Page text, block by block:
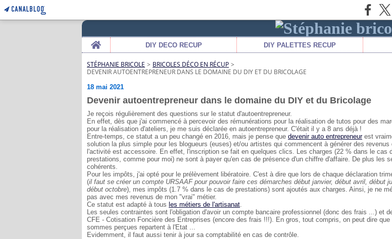
Home
DIY DECO RECUP DIY PALETTES RECUP
STÉPHANIE BRICOLE > BRICOLES DÉCO EN RÉCUP >
DEVENIR AUTOENTREPRENEUR DANS LE DOMAINE DU DIY ET DU BRICOLAGE
18 mai 2021
Devenir autoentrepreneur dans le domaine du DIY et du Bricolage
Je reçois régulièrement des questions sur le statut d'autoentrepreneur.
En effet, dès que j'ai commencé à percevoir des rémunérations pour la réalisation de tutos pour des
pour la réalisation d'ateliers, je me suis déclarée en autoentrepreneur. C'était il y a 8 ans déjà !
Entre-temps, ce statut a un peu changé en 2016, mais je pense que devenir auto entrepreneurest
solution la plus simple pour les blogueurs (euses) et/ou artistes qui commencent à générer des revenus
l'activité est accessoire. En effet, l'inscription se fait en quelques clics. Les charges (22 % dans le cas
prestations, comme pour moi) ne sont à payer qu'en cas de présence d'un chiffre d'affaire. De plus les
cohérents.
Pour les impôts, j'ai opté pour le prélèvement libératoire. C'est à dire que lors de chaque déclaration
(il faut se créer un compte URSAAF pour pouvoir faire ces démarches début janvier, début avril, début
début octobre), mes impôts (1.7 % dans le cas de prestations) sont ajoutés aux charges. Ainsi, je ne
pas avec mes revenus de mon "vrai" métier.
Ce statut est adapté à tous les métiers de l'artisanat.
Les seules contraintes sont l'obligation d'avoir un compte bancaire professionnel (donc des frais ...) et
CFE - Cotisation Foncière des Entreprises (encore des frais !!!). En gros, tout compris, on peut dire que
sommes perçues repartent à l'Etat ...
Evidemment, il faut aussi tenir à jour sa comptabilité en cas de contrôle.